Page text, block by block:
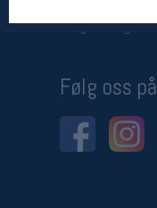
Ledige stillinger
Følg oss på